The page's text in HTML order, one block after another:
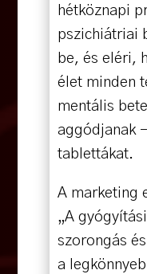
hétköznapi
pszichiátriai
be, és eléri,
élet minden
mentális
aggódjanak
tablettákat.
A marketing
„A
szorongás
a